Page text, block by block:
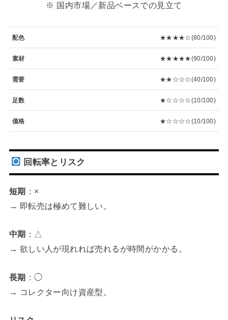
※ 国内市場／新品ベースでの見立て
配色 ★★★★☆(80/100)
素材 ★★★★★(90/100)
需要 ★★☆☆☆(40/100)
足数 ★☆☆☆☆(10/100)
価格 ★☆☆☆☆(10/100)
回転率とリスク
短期 ：×
→ 即転売は極めて難しい。
中期 ：△
→ 欲しい人が現れれば売れるが時間がかかる。
長期 ：◯
→ コレクター向け資産型。